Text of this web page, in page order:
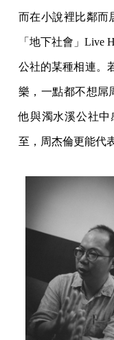
而在小說裡比鄰而
「地下社會」Live
公社的某種相連。
樂，一點都不想屌
他與濁水溪公社中
至，周杰倫更能代